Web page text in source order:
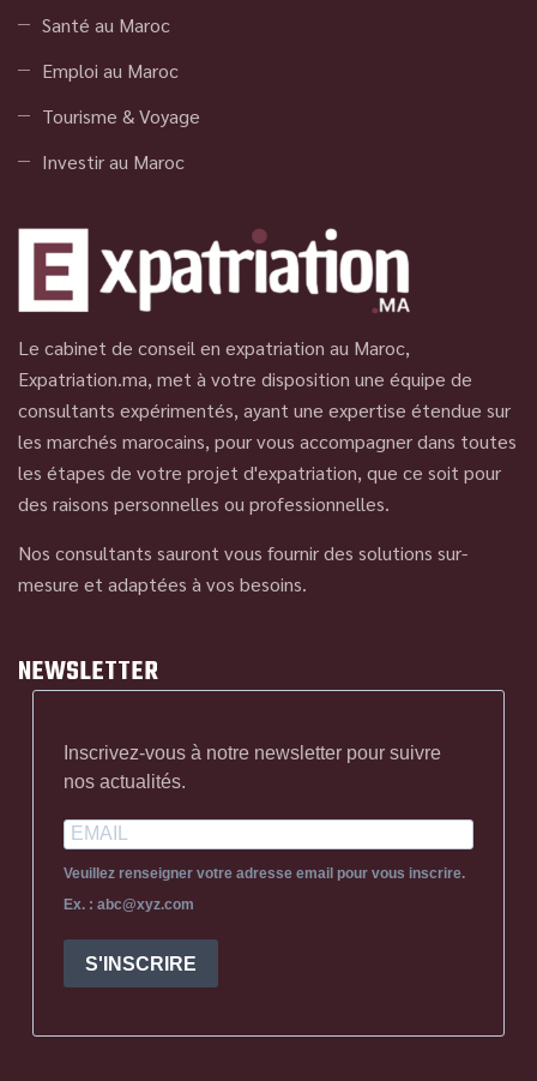
Santé au Maroc
Emploi au Maroc
Tourisme & Voyage
Investir au Maroc
Le cabinet de conseil en expatriation au Maroc,
Expatriation.ma, met à votre disposition une équipe de
consultants expérimentés, ayant une expertise étendue sur
les marchés marocains, pour vous accompagner dans toutes
les étapes de votre projet d'expatriation, que ce soit pour
des raisons personnelles ou professionnelles.
Nos consultants sauront vous fournir des solutions sur-
mesure et adaptées à vos besoins.
NEWSLETTER
Inscrivez-vous à notre newsletter pour suivre
nos actualités.
Veuillez renseigner votre adresse email pour vous inscrire.
Ex. : abc@xyz.com
S'INSCRIRE